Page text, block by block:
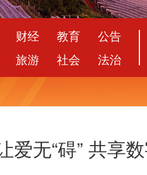
财经 教育
公告
旅游
社会 法治
爱无“碍” 共享